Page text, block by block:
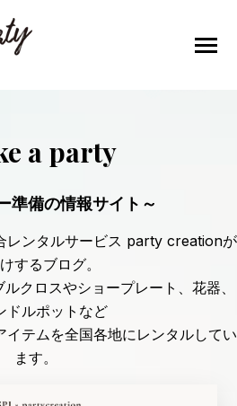
Toggle
a party
準備の情報サイト～
レンタルサービス party creationが
するブログ。
クロスやショープレート、花器、
ドルポットなど
テムを全国各地にレンタルしてい
ます。